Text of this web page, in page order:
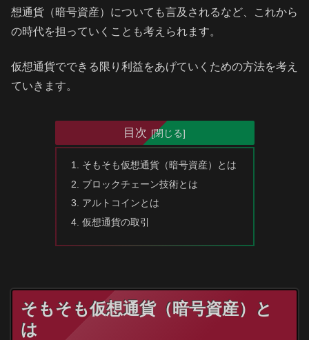
想通貨（暗号資産）についても言及されるなど、これから
の時代を担っていくことも考えられます。
仮想通貨でできる限り利益をあげていくための方法を考え
ていきます。
目次
そもそも仮想通貨（暗号資産）とは
ブロックチェーン技術とは
アルトコインとは
仮想通貨の取引
そもそも仮想通貨（暗号資産）と
は